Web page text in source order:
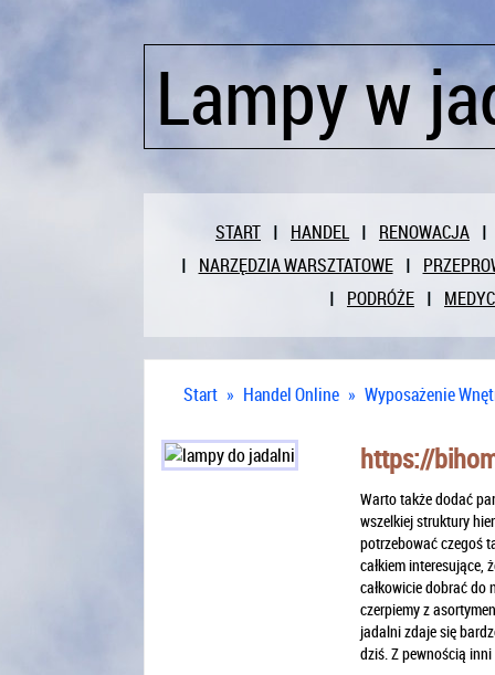
Lampy w
START HANDEL
RENOWACJA
NARZĘDZIA WARSZTATOWE
PODRÓŻE
Start » Handel Online » Wyposażenie
https://
Warto także dodać
wszelkiej struktury
potrzebować czegoś
całkiem interesujące,
całkowicie dobrać do
czerpiemy z
jadalni zdaje się
dziś. Z pewnością